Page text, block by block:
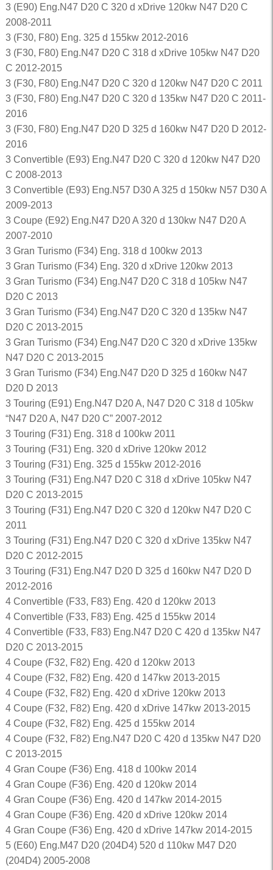
3 (E90) Eng.N47 D20 C 320 d xDrive 120kw N47 D20 C
2008-2011
3 (F30, F80) Eng. 325 d 155kw 2012-2016
3 (F30, F80) Eng.N47 D20 C 318 d xDrive 105kw N47 D20
C 2012-2015
3 (F30, F80) Eng.N47 D20 C 320 d 120kw N47 D20 C 2011
3 (F30, F80) Eng.N47 D20 C 320 d 135kw N47 D20 C 2011-
2016
3 (F30, F80) Eng.N47 D20 D 325 d 160kw N47 D20 D 2012-
2016
3 Convertible (E93) Eng.N47 D20 C 320 d 120kw N47 D20
C 2008-2013
3 Convertible (E93) Eng.N57 D30 A 325 d 150kw N57 D30 A
2009-2013
3 Coupe (E92) Eng.N47 D20 A 320 d 130kw N47 D20 A
2007-2010
3 Gran Turismo (F34) Eng. 318 d 100kw 2013
3 Gran Turismo (F34) Eng. 320 d xDrive 120kw 2013
3 Gran Turismo (F34) Eng.N47 D20 C 318 d 105kw N47
D20 C 2013
3 Gran Turismo (F34) Eng.N47 D20 C 320 d 135kw N47
D20 C 2013-2015
3 Gran Turismo (F34) Eng.N47 D20 C 320 d xDrive 135kw
N47 D20 C 2013-2015
3 Gran Turismo (F34) Eng.N47 D20 D 325 d 160kw N47
D20 D 2013
3 Touring (E91) Eng.N47 D20 A, N47 D20 C 318 d 105kw
“N47 D20 A, N47 D20 C” 2007-2012
3 Touring (F31) Eng. 318 d 100kw 2011
3 Touring (F31) Eng. 320 d xDrive 120kw 2012
3 Touring (F31) Eng. 325 d 155kw 2012-2016
3 Touring (F31) Eng.N47 D20 C 318 d xDrive 105kw N47
D20 C 2013-2015
3 Touring (F31) Eng.N47 D20 C 320 d 120kw N47 D20 C
2011
3 Touring (F31) Eng.N47 D20 C 320 d xDrive 135kw N47
D20 C 2012-2015
3 Touring (F31) Eng.N47 D20 D 325 d 160kw N47 D20 D
2012-2016
4 Convertible (F33, F83) Eng. 420 d 120kw 2013
4 Convertible (F33, F83) Eng. 425 d 155kw 2014
4 Convertible (F33, F83) Eng.N47 D20 C 420 d 135kw N47
D20 C 2013-2015
4 Coupe (F32, F82) Eng. 420 d 120kw 2013
4 Coupe (F32, F82) Eng. 420 d 147kw 2013-2015
4 Coupe (F32, F82) Eng. 420 d xDrive 120kw 2013
4 Coupe (F32, F82) Eng. 420 d xDrive 147kw 2013-2015
4 Coupe (F32, F82) Eng. 425 d 155kw 2014
4 Coupe (F32, F82) Eng.N47 D20 C 420 d 135kw N47 D20
C 2013-2015
4 Gran Coupe (F36) Eng. 418 d 100kw 2014
4 Gran Coupe (F36) Eng. 420 d 120kw 2014
4 Gran Coupe (F36) Eng. 420 d 147kw 2014-2015
4 Gran Coupe (F36) Eng. 420 d xDrive 120kw 2014
4 Gran Coupe (F36) Eng. 420 d xDrive 147kw 2014-2015
5 (E60) Eng.M47 D20 (204D4) 520 d 110kw M47 D20
(204D4) 2005-2008